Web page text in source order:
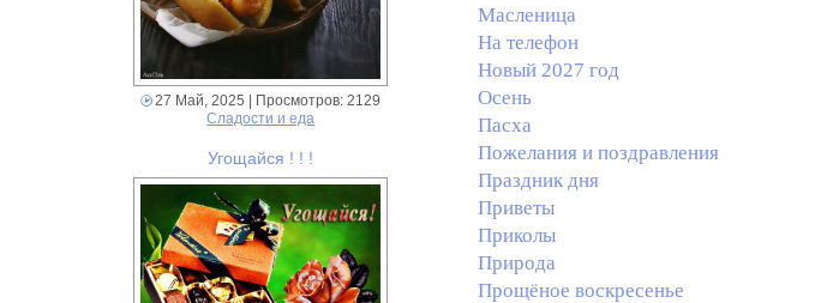
27 Май, 2025 | Просмотров: 2129
Сладости и еда
Угощайся ! ! !
Масленица
На телефон
Новый 2027 год
Осень
Пасха
Пожелания и поздравления
Праздник дня
Приветы
Приколы
Природа
Прощёное воскресенье